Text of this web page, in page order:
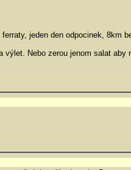
jeden den odpocinek, 8km
Nebo zerou jenom salat aby